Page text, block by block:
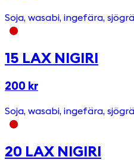
Soja, wasabi, ingefära,
15 LAX NIGIRI
200 kr
Soja, wasabi, ingefära,
20 LAX NIGIRI